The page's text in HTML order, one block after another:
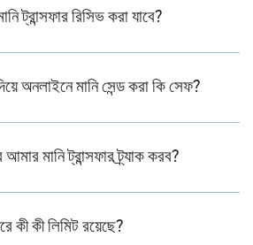
ট্রান্সফার রিসিভ করা যাবে?
অনলাইনে মানি সেন্ড করা কি সেফ?
মানি ট্রান্সফার ট্র্যাক করব?
কী কী লিমিট রয়েছে?